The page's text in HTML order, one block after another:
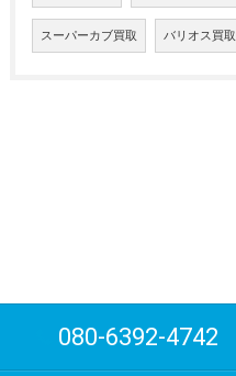
スーパーカブ買取 バリオス買取
080-6392-4742